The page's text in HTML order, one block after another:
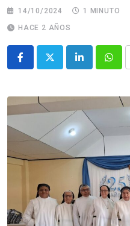
14/10/2024 1 MINUTO
HACE 2 AÑOS